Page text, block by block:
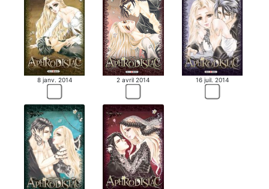
8 janv. 2014 2 avril 2014 16 juil. 2014